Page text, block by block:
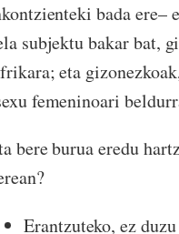
bada ere–
subjektu bakar bat,
eta
femeninoari
bere burua eredu
Erantzuteko, ez duzu